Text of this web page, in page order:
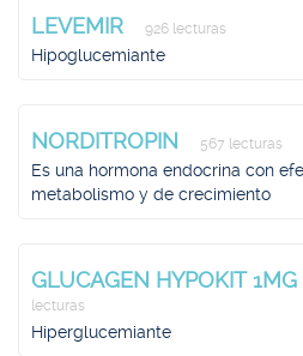
LEVEMIR 926 lecturas
Hipoglucemiante
NORDITROPIN 567 lecturas
Es una hormona endocrina con
metabolismo y de crecimiento
GLUCAGEN HYPOKIT 1MG
lecturas
Hiperglucemiante